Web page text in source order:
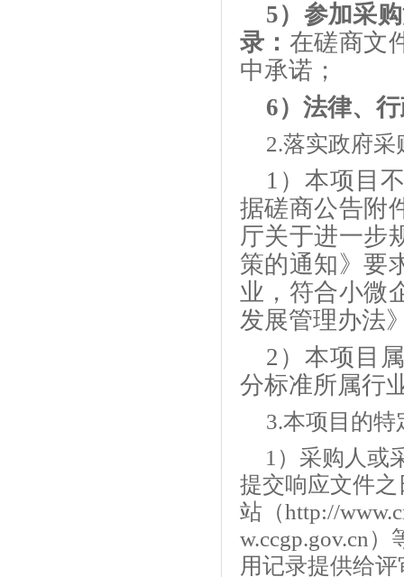
5）参加采
录： 在磋商文
中承诺；
6）法律、
2.落实政府
1）本项目
据磋商公告附
厅关于进一步
策的通知》要
业，符合小微
发展管理办法
2）本项目
分标准所属行
3.本项目的
1）采购人或
提交响应文件
站（http://
w.ccgp.gov.cn
用记录提供给